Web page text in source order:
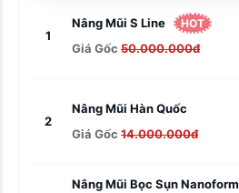
1
Nâng Mũi S Line HOT
Giá Gốc 50.000.000đ
2
Nâng Mũi Hàn Quốc
Giá Gốc 14.000.000đ
Nâng Mũi Bọc Sụn Nanoform